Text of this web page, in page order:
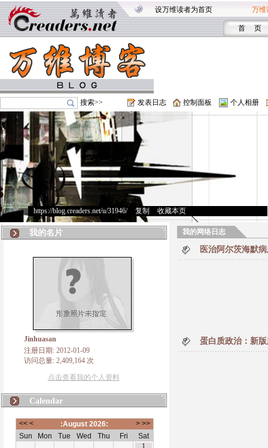
设万维读者为首页 万维
首 页
搜索>> 发表日志 控制面板 个人相册
https://blog.creaders.net/u/31946/> 复制 收藏本页
我的名片
Jinhuasan
注册日期: 2012-01-09
访问总量: 2,409,164 次
点击查看我的个人资料
Calendar
我的网络日志
医治阿尔茨海默
蛋白质政治：新